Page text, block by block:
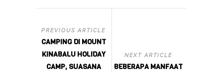
PREVIOUS ARTICLE
CAMPING DI MOUNT
KINABALU HOLIDAY
CAMP, SUASANA
NEXT ARTICLE
BEBERAPA MANFAAT